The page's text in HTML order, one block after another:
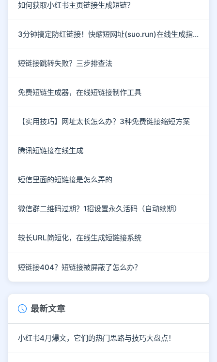
如何获取小红书主页链接生成短链？
3分钟搞定防红链接！快缩短网址(suo.run)在线生成指南
短链接跳转失败？三步排查法
免费短链生成器，在线短链接制作工具
【实用技巧】网址太长怎么办？3种免费链接缩短方案
腾讯短链接在线生成
短信里面的短链接是怎么弄的
微信群二维码过期？1招设置永久活码（自动续期）
较长URL简短化，在线生成短链接系统
短链接404？短链接被屏蔽了怎么办？
最新文章
小红书4月爆文，它们的热门思路与技巧大盘点！